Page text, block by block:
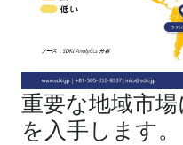
重要な地域市
を入手します。